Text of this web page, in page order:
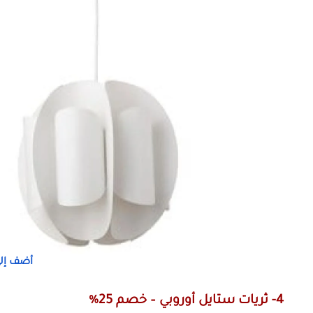
أضف
4- ثريات ستايل أوروبي – خصم 25%